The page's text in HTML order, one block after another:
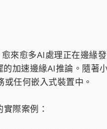
來愈多AI處理正在邊緣
加速邊緣AI推論。隨
任何嵌入式裝置中。
際案例：